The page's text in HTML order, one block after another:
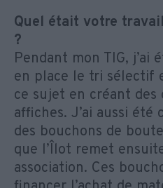
Quel était votre
?
Pendant mon TIG, j’ai
en place le tri sélectif
ce sujet en créant des
affiches. J’ai aussi
des bouchons de
que l’Îlot remet
association. Ces